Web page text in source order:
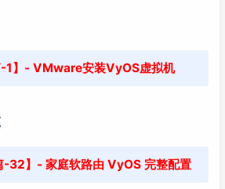
-1】- VMware安装VyOS虚拟机
-32】- 家庭软路由 VyOS 完整配置